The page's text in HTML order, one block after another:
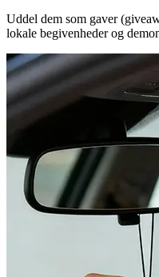
Uddel dem som gaver
lokale begivenheder og